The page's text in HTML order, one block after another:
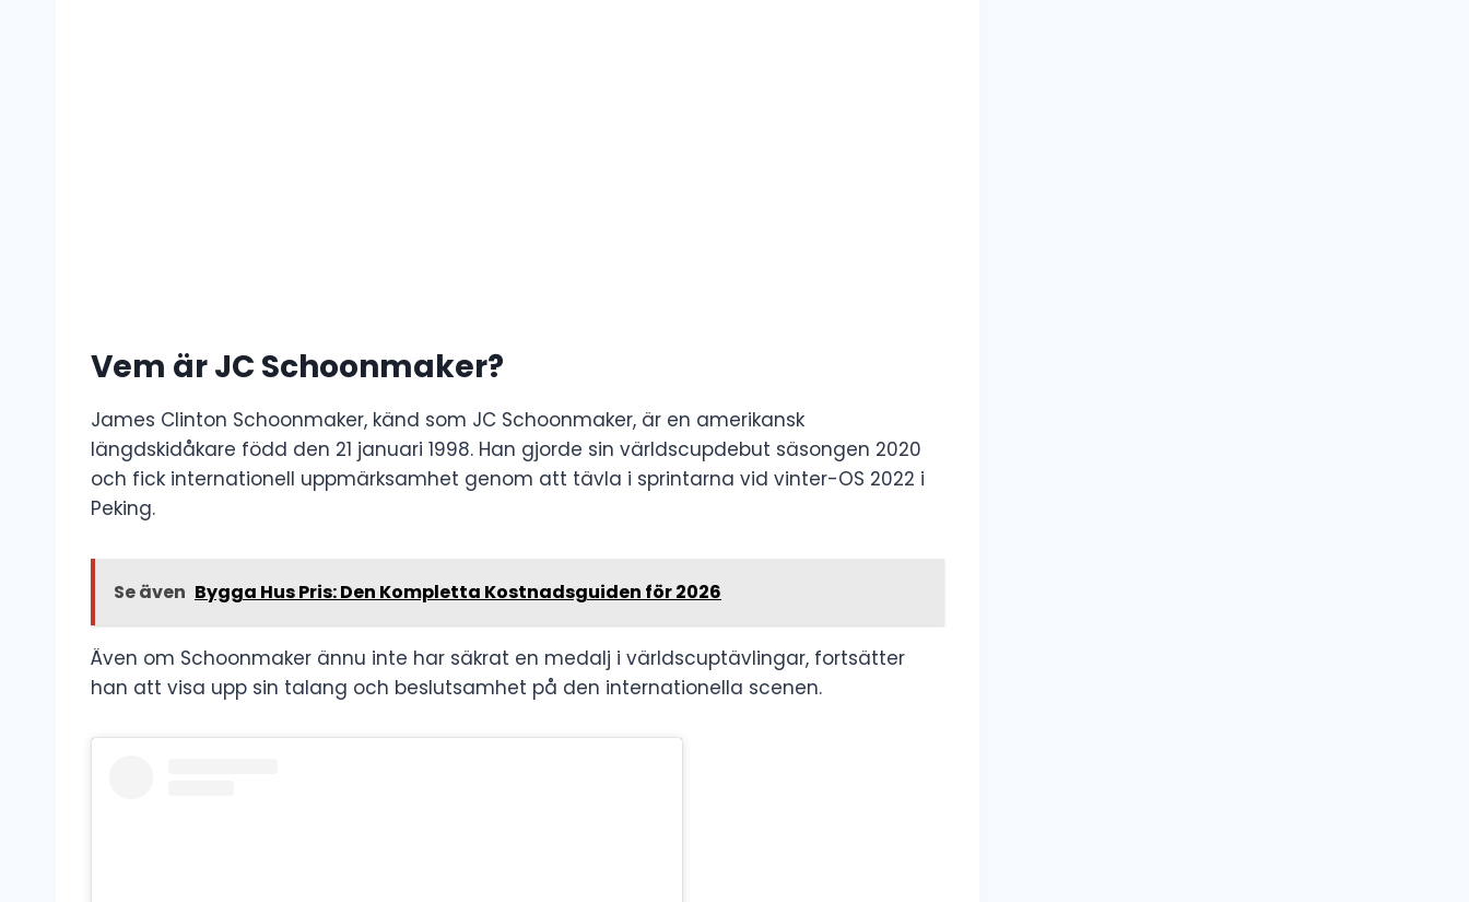
Vem är JC Schoonmaker?
James Clinton Schoonmaker, känd som JC Schoonmaker, är en amerikansk
längdskidåkare född den 21 januari 1998. Han gjorde sin världscupdebut säsongen 2020
och fick internationell uppmärksamhet genom att tävla i sprintarna vid vinter-OS 2022 i
Peking.
Se även Bygga Hus Pris: Den Kompletta Kostnadsguiden för 2026
Även om Schoonmaker ännu inte har säkrat en medalj i världscuptävlingar, fortsätter
han att visa upp sin talang och beslutsamhet på den internationella scenen.